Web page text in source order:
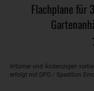
Flachplane für
Irrtümer und Änderungen
erfolgt mit DPD / Spedition